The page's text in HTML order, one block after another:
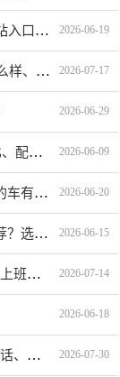
G18白沟收费站属于哪里，G18白沟收费站入口的详细地址 2026-06-19
鸿蒙智行授权用户中心(沈阳浑南西路)怎么样、地址、电话、上班时间查询 2026-07-17
2026-06-29
MG5、逸动和缤瑞哪个更值得买？性价比、配置对比 2026-06-09
6座车型推荐：行车信息与多媒体配置好的车有哪些，买哪款好？ 2026-06-20
301-400匹马力带主动刹车，有哪些车推荐？选哪款好？ 2026-06-15
新余渝水区车辆年检检测站地址、电话、上班时间 2026-07-14
2026-06-18
郴州恒晨红旗体验中心怎么样、地址、电话、上班时间查询 2026-07-30